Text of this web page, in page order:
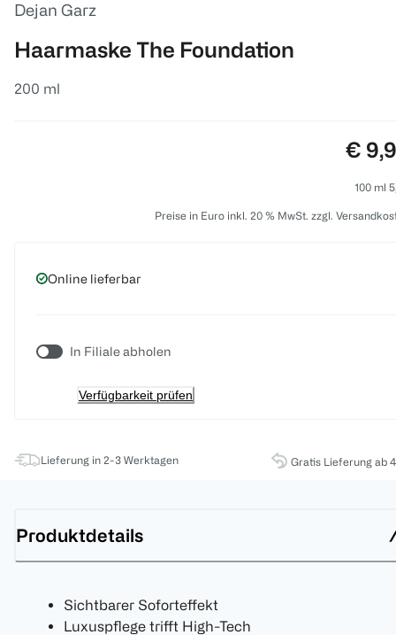
Dejan Garz
Haarmaske The Foundation
200 ml
€
100 ml
Preise in Euro inkl. 20 % MwSt. zzgl.
Online lieferbar
In Filiale abholen
Verfügbarkeit prüfen
Lieferung in 2-3 Werktagen Gratis Lieferung ab
Produktdetails
Sichtbarer Soforteffekt
Luxuspflege trifft High-Tech